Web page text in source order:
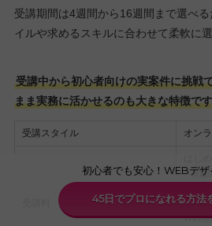
受講期間は4週間から16週間まで選べ
イルや求めるスキルに合わせて柔軟に選
受講中から初心者向けの実案件に挑戦
まま実務に活かせるのも大きな特徴で
受講スタイル オン
はじ
・8週
・4週
Web
初心者でも安心！WEBデ
45日でプロになれる方法